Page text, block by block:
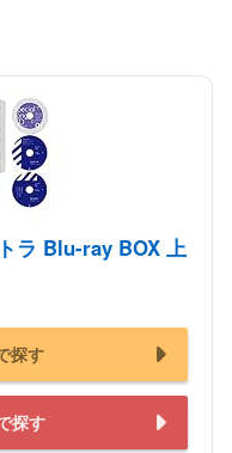
ラ Blu-ray BOX 上
探す
探す